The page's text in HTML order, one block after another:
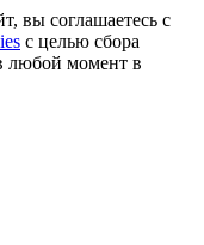
вы соглашаетесь с
с целью сбора
любой момент в